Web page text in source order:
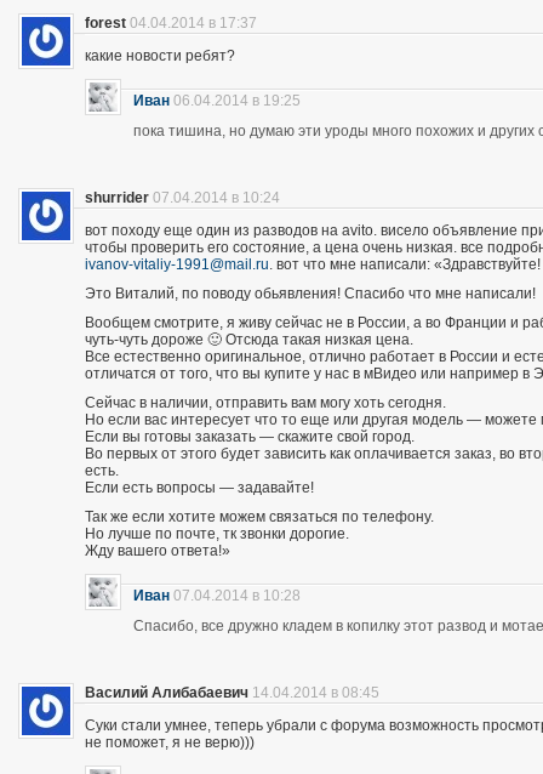
forest 04.04.2014 в 17:37
какие новости ребят?
Иван 06.04.2014 в 19:25
пока тишина, но думаю эти уроды много похожих и
shurrider 07.04.2014 в 10:24
вот походу еще один из разводов на avito. висело объявление
чтобы проверить его состояние, а цена очень низкая. все
ivanov-vitaliy-1991@mail.ru . вот что мне написали: «Здравствуйте!
Это Виталий, по поводу обьявления! Спасибо что мне написали!
Вообщем смотрите, я живу сейчас не в России, а во Франции и
чуть-чуть дороже 🙂 Отсюда такая низкая цена.
Все естественно оригинальное, отлично работает в России и
отличатся от того, что вы купите у нас в мВидео или например в
Сейчас в наличии, отправить вам могу хоть сегодня.
Но если вас интересует что то еще или другая модель —
Если вы готовы заказать — скажите свой город.
Во первых от этого будет зависить как оплачивается заказ, во
есть.
Если есть вопросы — задавайте!
Так же если хотите можем связаться по телефону.
Но лучше по почте, тк звонки дорогие.
Жду вашего ответа!»
Иван 07.04.2014 в 10:28
Спасибо, все дружно кладем в копилку этот развод и
Василий Алибабаевич 14.04.2014 в 08:45
Суки стали умнее, теперь убрали с форума возможность
не поможет, я не верю)))